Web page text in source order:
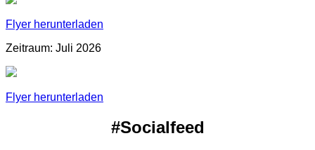
Flyer herunterladen
Zeitraum: Juli 2026
Flyer herunterladen
#Socialfeed